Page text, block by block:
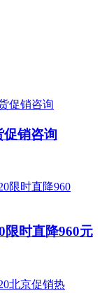
销咨询
时直降960元